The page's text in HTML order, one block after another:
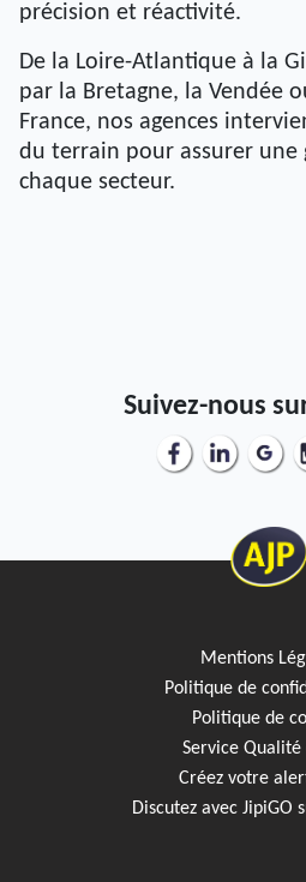
précision et réactivité.
De la Loire-Atlantique à la
par la Bretagne, la Vendée
France, nos agences
du terrain pour assurer une
chaque secteur.
Suivez-nous
Mentions
Politique de
Politique de
Service Qualité
Créez votre
Discutez avec JipiGO